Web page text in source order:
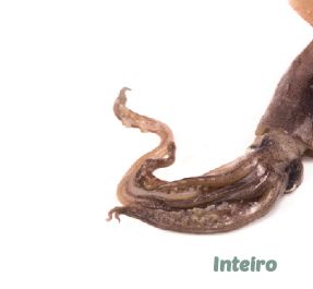
Inteiro